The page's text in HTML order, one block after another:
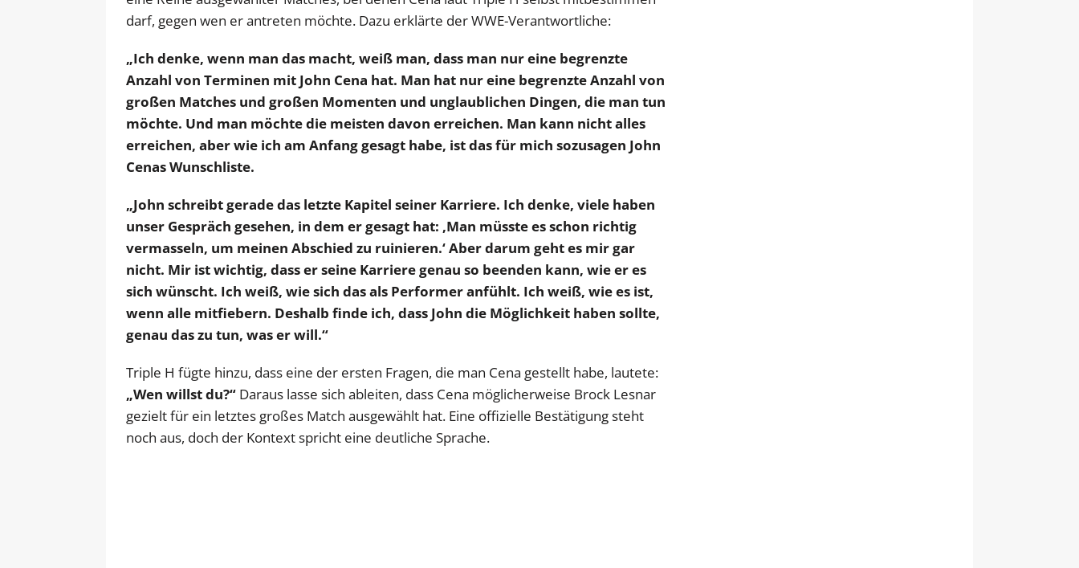
darf, gegen wen er antreten möchte. Dazu erklärte der WWE-Verantwortliche:
„Ich denke, wenn man das macht, weiß man, dass man nur eine begrenzte
Anzahl von Terminen mit John Cena hat. Man hat nur eine begrenzte Anzahl von
großen Matches und großen Momenten und unglaublichen Dingen, die man tun
möchte. Und man möchte die meisten davon erreichen. Man kann nicht alles
erreichen, aber wie ich am Anfang gesagt habe, ist das für mich sozusagen John
Cenas Wunschliste.
„John schreibt gerade das letzte Kapitel seiner Karriere. Ich denke, viele haben
unser Gespräch gesehen, in dem er gesagt hat: ‚Man müsste es schon richtig
vermasseln, um meinen Abschied zu ruinieren.‘ Aber darum geht es mir gar
nicht. Mir ist wichtig, dass er seine Karriere genau so beenden kann, wie er es
sich wünscht. Ich weiß, wie sich das als Performer anfühlt. Ich weiß, wie es ist,
wenn alle mitfiebern. Deshalb finde ich, dass John die Möglichkeit haben sollte,
genau das zu tun, was er will.“
Triple H fügte hinzu, dass eine der ersten Fragen, die man Cena gestellt habe, lautete:
„Wen willst du?“ Daraus lasse sich ableiten, dass Cena möglicherweise Brock Lesnar
gezielt für ein letztes großes Match ausgewählt hat. Eine offizielle Bestätigung steht
noch aus, doch der Kontext spricht eine deutliche Sprache.